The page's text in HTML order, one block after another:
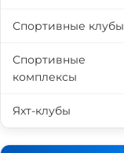
Спортивные клубы
Спортивные
комплексы
Яхт-клубы